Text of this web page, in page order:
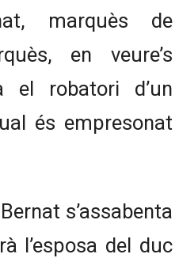
marquès de
en veure’s
el robatori d’un
és empresonat
s’assabenta
l’esposa del duc